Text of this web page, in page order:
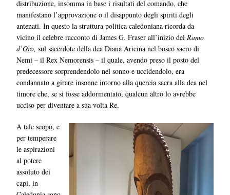
distribuzione, insomma in base i risultati del comando, che
manifestano l’approvazione o il disappunto degli spiriti degli
antenati. In questo la struttura politica caledoniana ricorda da
vicino il celebre racconto di James G. Fraser all’inizio delRamo
d’Oro, sul sacerdote della dea Diana Aricina nel bosco sacro di
Nemi – il Rex Nemorensis – il quale, avendo preso il posto del
predecessore sorprendendolo nel sonno e uccidendolo, era
condannato a girare insonne intorno alla quercia sacra alla dea nel
timore che, se si fosse addormentato, qualcun altro lo avrebbe
ucciso per diventare a sua volta Re.
A tale scopo, e
per temperare
le aspirazioni
al potere
assoluto dei
capi, in